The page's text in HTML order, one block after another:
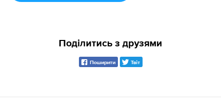
Поділитись з друзями
Поширити Твіт